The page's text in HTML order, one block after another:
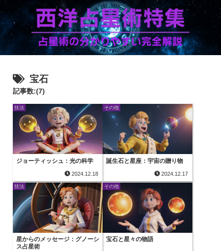
宝石
記事数:(7)
技法
ジョーティッシュ：光の科学
2024.12.18
その他
誕生石と星座：宇宙の贈り物
2024.12.17
技法
星からのメッセージ：グノーシ
ス占星術
その他
宝石と星々の物語